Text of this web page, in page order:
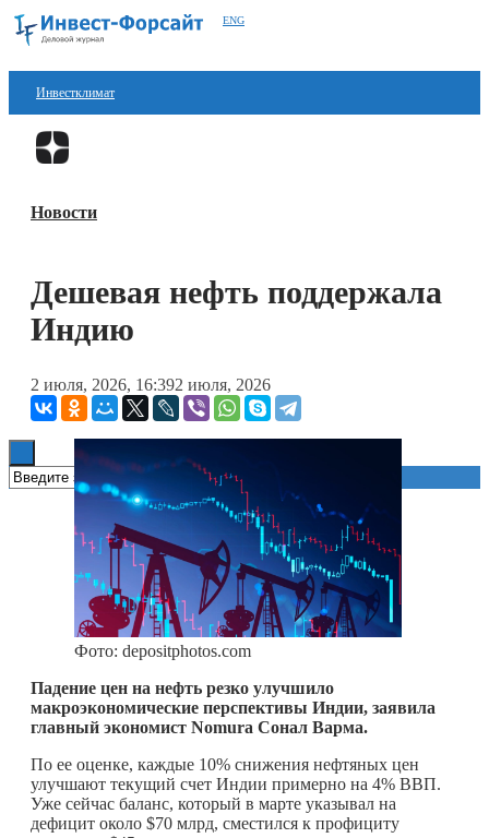
ENG
Инвестклимат
Финансы
Блокчейн
Технологии
Книги
Новости
Дешевая нефть поддержала
Индию
2 июля, 2026, 16:392 июля, 2026
Фото: depositphotos.com
Падение цен на нефть резко улучшило
макроэкономические перспективы Индии, заявила
главный экономист Nomura Сонал Варма.
По ее оценке, каждые 10% снижения нефтяных цен
улучшают текущий счет Индии примерно на 4% ВВП.
Уже сейчас баланс, который в марте указывал на
дефицит около $70 млрд, сместился к профициту